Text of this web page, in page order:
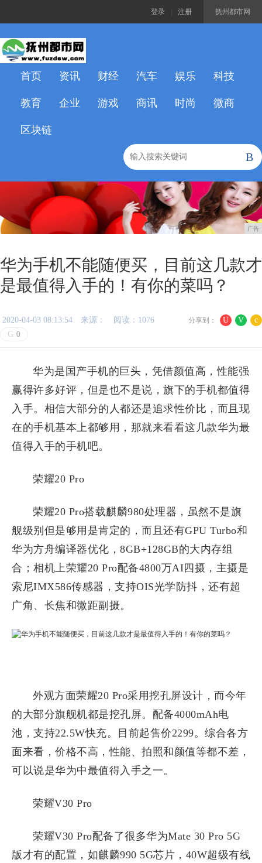
抚州都市网
登录 注册
首页 资讯 财经 汽车 娱乐 科技
教育 企业 游戏 商讯 时尚 微商
区块链
B
广告
华为手机不能随便买，目前这几款才
是最值得入手的！有你的菜吗？
U V c
分享到：
2020-04-03 08:13:54 来源：
阅读：1076
G 0
华为是国产手机的巨头，凭借颜值高，性能强
赢得许多好评，但是也不是说，旗下的手机都值得
入手。相信大部分的人都还是追求性价比，而且现
在的手机基本上都够用，那就来看看这几款华为最
值得入手的手机吧。
荣耀20 Pro
荣耀20 Pro搭载麒麟980处理器，虽然不是旗
舰级别但是够用是肯定的，而且还有GPU Turbo和
华为方舟编译器优化，8GB+128GB的大内存组
合；相机上荣耀20 Pro配备4800万AI四摄，主摄是
索尼IMX586传感器，支持OIS光学防抖，还有超
广角、长焦和微距副摄。
外观方面荣耀20 Pro采用挖孔屏设计，而今年
的大部分旗舰机都是挖孔屏。配备4000mAh电
池，支持22.5W快充。目前起售价2299。综合各方
面来看，价格不高，性能、拍照和颜值等都不差，
可以说是华为中最值得入手之一。
荣耀V30 Pro
荣耀V30 Pro配备了很多华为Mate 30 Pro 5G
版才有的配置，如麒麟990 5G芯片，40W超级有线